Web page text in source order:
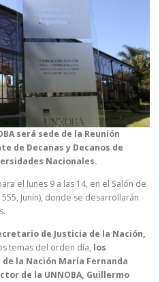
será sede de la Reunión
de Decanas y Decanos de
Nacionales.
el lunes 9 a las 14, en el Salón de
Junín), donde se desarrollarán
de Justicia de la Nación,
temas del orden día, los
la Nación María Fernanda
de la UNNOBA, Guillermo